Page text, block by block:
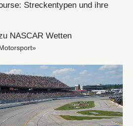
Streckentypen und ihre
NASCAR Wetten